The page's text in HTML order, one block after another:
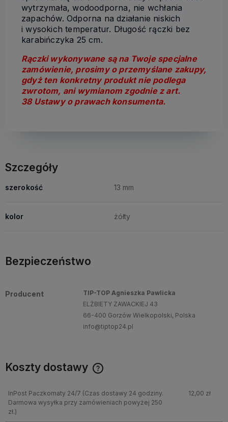
wytrzymała, wodoodporna, nie wchłania
zapachów. Odporna na działanie niskich
i wysokich temperatur. Długość rączki bez
karabińczyka 25 cm.
Rączki wykonywane są na Twoje specjalne
zamówienie, prosimy o przemyślane zakupy,
gdyż ten konkretny produkt nie podlega
zwrotom, ani wymianom zgodnie z art.
38 Ustawy o prawach konsumenta.
Szczegóły
szerokość 13 mm
kolor żółty
Bezpieczeństwo
Producent
TIP-TOP Agnieszka Pawlicka
ELŻBIETY ZAWACKIEJ 43
66-400 Gorzów Wielkopolski, Polska
info@tiptop24.pl
Koszty dostawy
InPost Paczkomaty 24/7 (Czas dostawy 24 godziny.
Darmowa wysyłka przy zamówieniach powyżej 250
zł.)
12,00 zł